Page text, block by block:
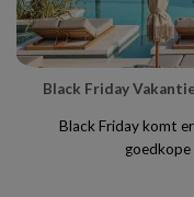
Black Friday
Black Friday komt
goedkope